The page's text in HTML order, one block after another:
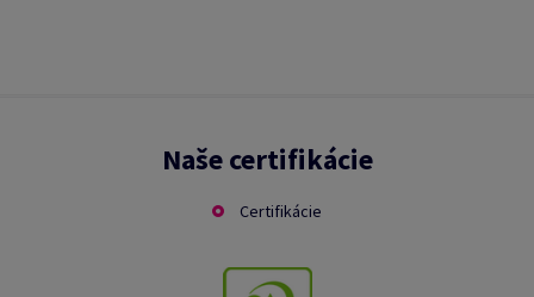
Naše certifikácie
Certifikácie